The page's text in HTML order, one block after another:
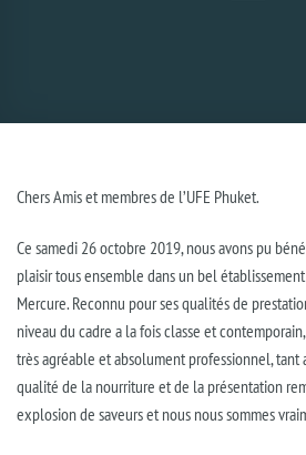
Chers Amis et membres de l’UFE Phuket.
Ce samedi 26 octobre 2019, nous avons pu
plaisir tous ensemble dans un bel
Mercure. Reconnu pour ses qualités de
niveau du cadre a la fois classe et
très agréable et absolument professionnel,
qualité de la nourriture et de la présentation
explosion de saveurs et nous nous sommes